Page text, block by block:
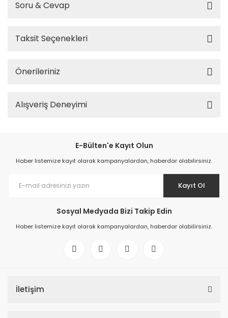
Soru & Cevap
Taksit Seçenekleri
Önerileriniz
Alışveriş Deneyimi
E-Bülten'e Kayıt Olun
Haber listemize kayıt olarak kampanyalardan, haberdar olabilirsiniz.
Kayıt Ol
Sosyal Medyada Bizi Takip Edin
Haber listemize kayıt olarak kampanyalardan, haberdar olabilirsiniz.
İletişim